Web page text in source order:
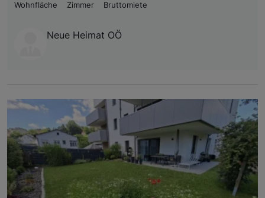
Wohnfläche
Zimmer Bruttomiete
Neue Heimat OÖ